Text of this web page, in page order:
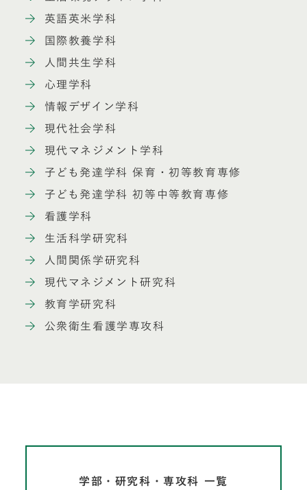
英語英米学科
国際教養学科
人間共生学科
心理学科
情報デザイン学科
現代社会学科
現代マネジメント学科
子ども発達学科 保育・初等教育専修
子ども発達学科 初等中等教育専修
看護学科
生活科学研究科
人間関係学研究科
現代マネジメント研究科
教育学研究科
公衆衛生看護学専攻科
学部・研究科・専攻科 一覧